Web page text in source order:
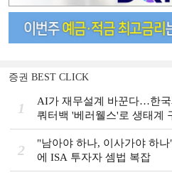
증권 BEST CLICK
1
AI가 재무설계 바꾼다…한국
쿼터백 '베러웰스'로 생태계
2
"남아야 하나, 이사가야 하
에 ISA 투자자 셈법 복잡